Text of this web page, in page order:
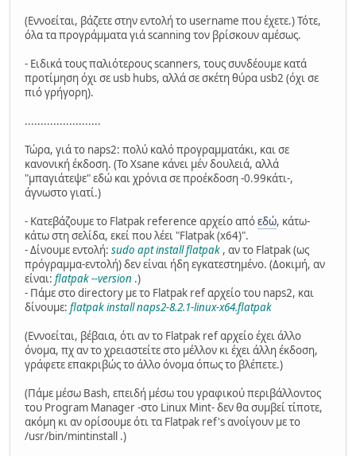
(Εννοείται, βάζετε στην εντολή το username που έχετε.) Τότε,
όλα τα προγράμματα γιά scanning τον βρίσκουν αμέσως.
- Ειδικά τους παλιότερους scanners, τους συνδέουμε κατά
προτίμηση όχι σε usb hubs, αλλά σε σκέτη θύρα usb2 (όχι σε
πιό γρήγορη).
........................
Τώρα, γιά το naps2: πολύ καλό προγραμματάκι, και σε
κανονική έκδοση. (Το Xsane κάνει μέν δουλειά, αλλά
"μπαγιάτεψε" εδώ και χρόνια σε προέκδοση -0.99κάτι-,
άγνωστο γιατί.)
- Κατεβάζουμε το Flatpak reference αρχείο απόεδώ, κάτω-
κάτω στη σελίδα, εκεί που λέει "Flatpak (x64)".
- Δίνουμε εντολή: sudo apt install flatpak , αν το Flatpak (ως
πρόγραμμα-εντολή) δεν είναι ήδη εγκατεστημένο. (Δοκιμή, αν
είναι: flatpak --version .)
- Πάμε στο directory με το Flatpak ref αρχείο του naps2, και
δίνουμε: flatpak install naps2-8.2.1-linux-x64.flatpak
(Εννοείται, βέβαια, ότι αν το Flatpak ref αρχείο έχει άλλο
όνομα, πχ αν το χρειαστείτε στο μέλλον κι έχει άλλη έκδοση,
γράφετε επακριβώς το άλλο όνομα όπως το βλέπετε.)
(Πάμε μέσω Bash, επειδή μέσω του γραφικού περιβάλλοντος
του Program Manager -στο Linux Mint- δεν θα συμβεί τίποτε,
ακόμη κι αν ορίσουμε ότι τα Flatpak ref's ανοίγουν με το
/usr/bin/mintinstall .)